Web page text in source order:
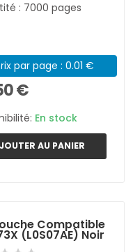
: 7000 pages
par page : 0.01 €
€
En stock
AU PANIER
Compatible
(L0S07AE) Noir